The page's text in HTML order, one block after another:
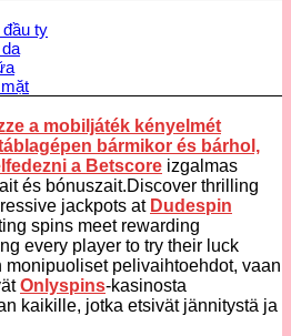
ty
a mobiljáték kényelmét
bármikor és bárhol,
a Betscore izgalmas
és bónuszait.Discover thrilling
jackpots at Dudespin
spins meet rewarding
every player to try their luck
monipuoliset pelivaihtoehdot, vaan
Onlyspins-kasinosta
kaikille, jotka etsivät jännitystä ja